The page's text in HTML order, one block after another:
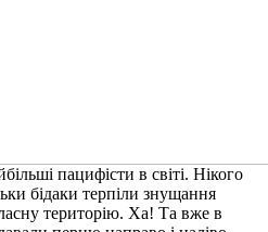
пацифісти в світі. Нікого
бідаки терпіли знущання
територію. Ха! Та вже в